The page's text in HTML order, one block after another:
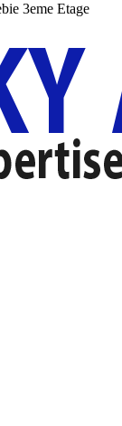
3eme Etage